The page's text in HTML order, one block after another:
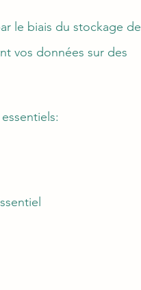
le biais du stockage de
vos données sur des